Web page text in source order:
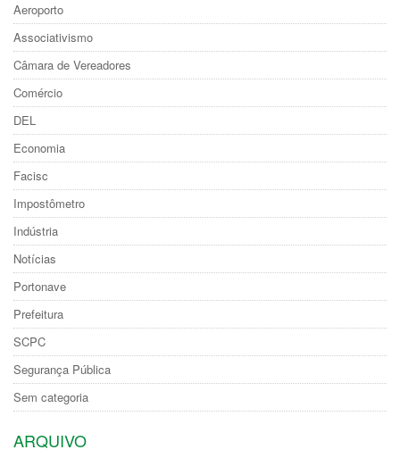
Aeroporto
Associativismo
Câmara de Vereadores
Comércio
DEL
Economia
Facisc
Impostômetro
Indústria
Notícias
Portonave
Prefeitura
SCPC
Segurança Pública
Sem categoria
ARQUIVO